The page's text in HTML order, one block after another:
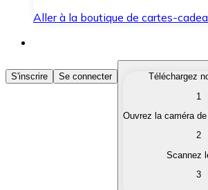
Aller à la boutique de cartes-
Acheter des Cryptomonnaies
Achetez les cryptomonnaies qui
Convertissez vos
S'inscrire Se connecter
Téléchargez
1
Ouvrez la caméra
2
Scannez
3